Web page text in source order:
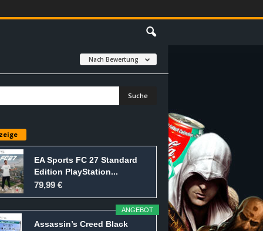
Nach Bewertung
EA Sports FC 27 Standard
Edition PlayStation...
79,99 €
ANGEBOT
Assassin’s Creed Black